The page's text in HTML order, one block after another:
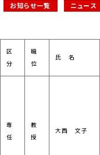
お知らせ一覧 ニュース
区
分
職
位
氏 名
専
任
教
授
大西 文子